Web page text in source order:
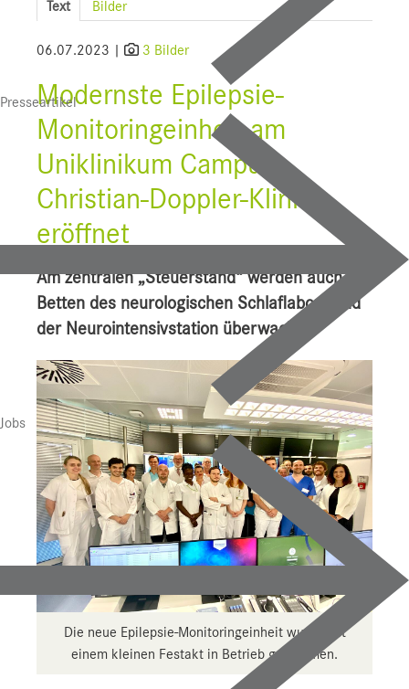
Presseartikel
Jobs
UI f. Sportmedizin
Downloads
Pressebilder
Pressekontakt
Text Bilder
06.07.2023 | 3 Bilder
Modernste Epilepsie-
Monitoringeinheit am
Uniklinikum Campus
Christian-Doppler-Klinik
eröffnet
Am zentralen „Steuerstand“ werden auch die
Betten des neurologischen Schlaflabors und
der Neurointensivstation überwacht
Die neue Epilepsie-Monitoringeinheit wurde mit
einem kleinen Festakt in Betrieb genommen.